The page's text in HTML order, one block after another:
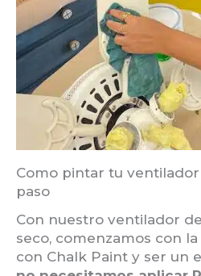
Como pintar tu
paso
Con nuestro ventilador
seco, comenzamos con
con Chalk Paint y ser un